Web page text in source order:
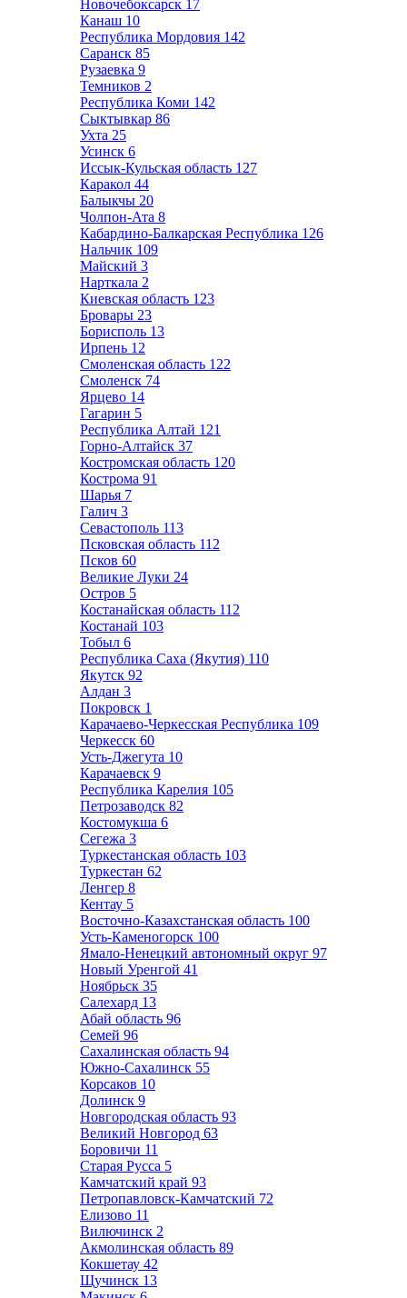
Новочебоксарск 17
Канаш 10
Республика Мордовия 142
Саранск 85
Рузаевка 9
Темников 2
Республика Коми 142
Сыктывкар 86
Ухта 25
Усинск 6
Иссык-Кульская область 127
Каракол 44
Балыкчы 20
Чолпон-Ата 8
Кабардино-Балкарская Республика 126
Нальчик 109
Майский 3
Нарткала 2
Киевская область 123
Бровары 23
Борисполь 13
Ирпень 12
Смоленская область 122
Смоленск 74
Ярцево 14
Гагарин 5
Республика Алтай 121
Горно-Алтайск 37
Костромская область 120
Кострома 91
Шарья 7
Галич 3
Севастополь 113
Псковская область 112
Псков 60
Великие Луки 24
Остров 5
Костанайская область 112
Костанай 103
Тобыл 6
Республика Саха (Якутия) 110
Якутск 92
Алдан 3
Покровск 1
Карачаево-Черкесская Республика 109
Черкесск 60
Усть-Джегута 10
Карачаевск 9
Республика Карелия 105
Петрозаводск 82
Костомукша 6
Сегежа 3
Туркестанская область 103
Туркестан 62
Ленгер 8
Кентау 5
Восточно-Казахстанская область 100
Усть-Каменогорск 100
Ямало-Ненецкий автономный округ 97
Новый Уренгой 41
Ноябрьск 35
Салехард 13
Абай область 96
Семей 96
Сахалинская область 94
Южно-Сахалинск 55
Корсаков 10
Долинск 9
Новгородская область 93
Великий Новгород 63
Боровичи 11
Старая Русса 5
Камчатский край 93
Петропавловск-Камчатский 72
Елизово 11
Вилючинск 2
Акмолинская область 89
Кокшетау 42
Щучинск 13